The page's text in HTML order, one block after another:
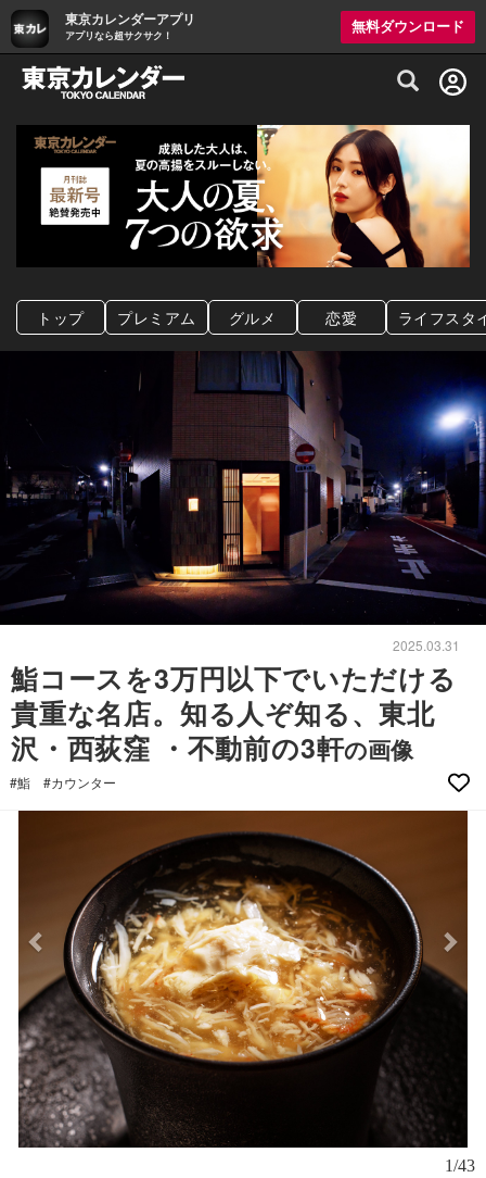
東京カレンダーアプリ
アプリなら超サクサク！
無料ダウンロード
グルメ情報・プレミアムレストラン予約
トップ プレミアム グルメ 恋愛 ライフスタ
2025.03.31
鮨コースを3万円以下でいただける
貴重な名店。知る人ぞ知る、東北
沢・西荻窪 ・不動前の3軒の画像
#鮨 #カウンター
石
1/43